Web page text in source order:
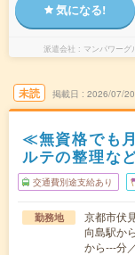
気になる!
派遣会社 マンパワー
未読 掲載日 2026/07/20
≪無資格でも
ルテの整理な
交通費別途支給あり
勤務地
京都市伏
向島駅か
から---分